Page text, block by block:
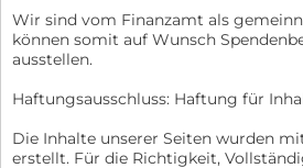
Wir sind vom Finanzamt als
können somit auf Wunsch
ausstellen.
Haftungsausschluss: Haftung für
Die Inhalte unserer Seiten wurden
erstellt. Für die Richtigkeit,